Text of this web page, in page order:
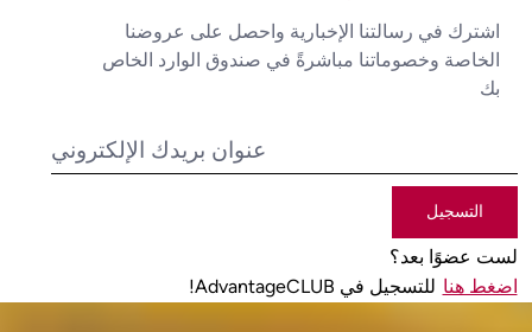
اشترك في رسالتنا الإخبارية واحصل على عروضنا
الخاصة وخصوماتنا مباشرةً في صندوق الوارد الخاص
بك
التسجيل
لست عضوًا بعد؟
اضغط هنا للتسجيل في AdvantageCLUB!